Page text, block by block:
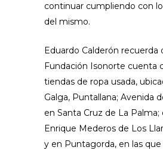
continuar cumpliendo con
del mismo.
Eduardo Calderón recuerda
Fundación Isonorte cuenta
tiendas de ropa usada,
Galga, Puntallana; Avenida
en Santa Cruz de La Palma;
Enrique Mederos de Los
y en Puntagorda, en las que